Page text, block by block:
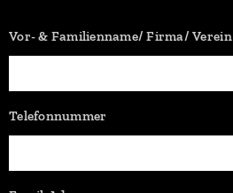
Vor- & Familienname/ Firma/ Verein
Telefonnummer